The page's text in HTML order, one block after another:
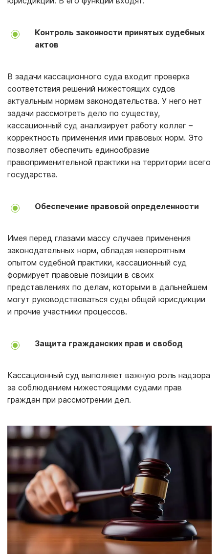
Контроль законности принятых судебных
актов
В задачи кассационного суда входит проверка
соответствия решений нижестоящих судов
актуальным нормам законодательства. У него нет
задачи рассмотреть дело по существу,
кассационный суд анализирует работу коллег –
корректность применения ими правовых норм. Это
позволяет обеспечить единообразие
правоприменительной практики на территории всего
государства.
Обеспечение правовой определенности
Имея перед глазами массу случаев применения
законодательных норм, обладая невероятным
опытом судебной практики, кассационный суд
формирует правовые позиции в своих
представлениях по делам, которыми в дальнейшем
могут руководствоваться суды общей юрисдикции
и прочие участники процессов.
Защита гражданских прав и свобод
Кассационный суд выполняет важную роль надзора
за соблюдением нижестоящими судами прав
граждан при рассмотрении дел.